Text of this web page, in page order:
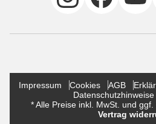
Impressum Cookies AGB
Datenschutzhinweise
* Alle Preise inkl. MwSt. und
Vertrag